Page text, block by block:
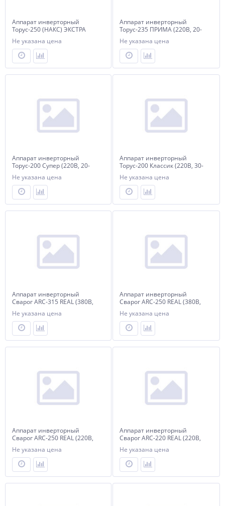
Аппарат инверторный
Торус-250 (НАКС) ЭКСТРА
(220В, 40-250А) б/к
Не указана цена
Аппарат инверторный
Торус-235 ПРИМА (220В, 20-
235А) б/к
Не указана цена
Аппарат инверторный
Торус-200 Супер (220В, 20-
220А) б/к
Не указана цена
Аппарат инверторный
Торус-200 Классик (220В, 30-
200А) б/к
Не указана цена
Аппарат инверторный
Сварог ARC-315 REAL (380В,
30-315А) (Z29801)
Не указана цена
Аппарат инверторный
Сварог ARC-250 REAL (380В,
20-250А) (Z227)
Не указана цена
Аппарат инверторный
Сварог ARC-250 REAL (220В,
20-250А) (Z244)
Не указана цена
Аппарат инверторный
Сварог ARC-220 REAL (220В,
15-220А) (Z243N)
Не указана цена